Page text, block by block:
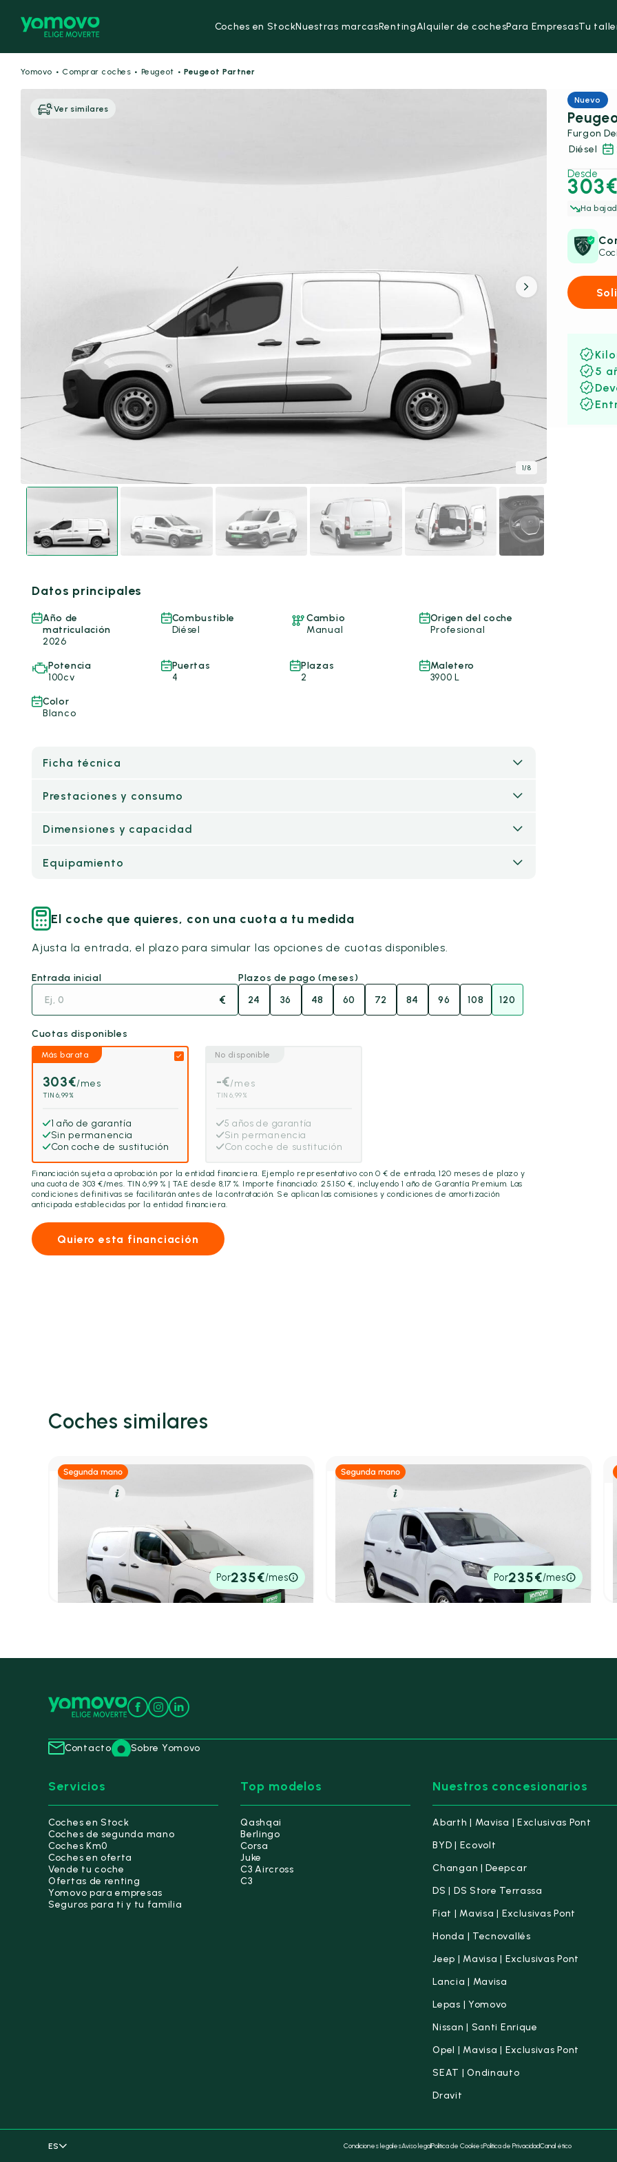
Coches en StockNuestras marcasRentingAlquiler de cochesPara EmpresasTu
Yomovo · Comprar coches · Peugeot · Peugeot Partner
Ver similares
1/8
Nuevo
Furgon
Diésel
Desde
303€
Ha
5
Datos principales
Año de
matriculación
2026
Combustible
Diésel
Cambio
Manual
Origen del coche
Profesional
Potencia
100cv
Puertas
4
Plazas
2
Maletero
3900 L
Color
Blanco
Ficha técnica
Prestaciones y consumo
Dimensiones y capacidad
Equipamiento
El coche que quieres, con una cuota a tu medida
Ajusta la entrada, el plazo para simular las opciones de cuotas disponibles.
Entrada inicial
€
Plazos de pago (meses)
24
36 48 60 72 84 96 108 120
Cuotas disponibles
Más barata
303€/mes
TIN 6,99%
1 año de garantía
Sin permanencia
Con coche de sustitución
No disponible
-€/mes
TIN 6,99%
5 años de garantía
Sin permanencia
Con coche de sustitución
Financiación sujeta a aprobación por la entidad financiera. Ejemplo representativo con 0 € de entrada,120 meses de plazo y
una cuota de303 €/mes. TIN 6,99 % | TAE desde 8,17 %. Importe financiado:25.150 €, incluyendo1 año de Garantía Premium. Las
condiciones definitivas se facilitarán antes de la contratación. Se aplican las comisiones y condiciones de amortización
anticipada establecidas por la entidad financiera.
Quiero esta financiación
Coches similares
Resumen
*PARTNER FURGON 1.5 BLUEHDI 100 STANDARD 4P
600KG
74.952 km 98cvManual
13.290€
P.V.P. contado
Por235€/mes
Peugeot Partner
*PARTNER 1.5 BLUEHDI 100 PRO STANDARD 3P
600KG
79.821 km 98cv Manual
13.290€
P.V.P. contado
Por235€/mes
Contacto Sobre Yomovo
Servicios
Coches en Stock
Coches de segunda mano
Coches Km0
Coches en oferta
Vende tu coche
Ofertas de renting
Yomovo para empresas
Seguros para ti y tu familia
Top modelos
Qashqai
Berlingo
Corsa
Juke
C3 Aircross
C3
Nuestros concesionarios
Abarth | Mavisa | Exclusivas Pont
BYD | Ecovolt
Changan | Deepcar
DS | DS Store Terrassa
Fiat | Mavisa | Exclusivas Pont
Honda | Tecnovallés
Jeep | Mavisa | Exclusivas Pont
Lancia | Mavisa
Lepas | Yomovo
Nissan | Santi Enrique
Opel | Mavisa | Exclusivas Pont
SEAT | Ondinauto
Dravit
ES Condiciones legalesAviso legalPolítica de CookiesPolítica de PrivacidadCanal ético